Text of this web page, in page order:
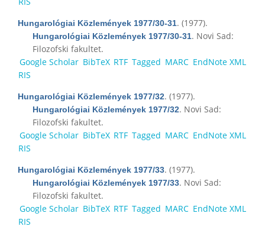
Hungarológiai Közlemények 1977/30-31. (1977).
Hungarológiai Közlemények 1977/30-31. Novi Sad:
Filozofski fakultet.
Google Scholar BibTeX RTF Tagged MARC EndNote XML
RIS
Hungarológiai Közlemények 1977/32. (1977).
Hungarológiai Közlemények 1977/32. Novi Sad:
Filozofski fakultet.
Google Scholar BibTeX RTF Tagged MARC EndNote XML
RIS
Hungarológiai Közlemények 1977/33. (1977).
Hungarológiai Közlemények 1977/33. Novi Sad:
Filozofski fakultet.
Google Scholar BibTeX RTF Tagged MARC EndNote XML
RIS